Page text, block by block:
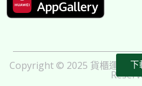
下
Copyright © 2025 貨櫃運輸業